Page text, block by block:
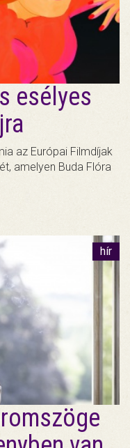
esélyes
az Európai Filmdíjak
amelyen Buda Flóra
hír